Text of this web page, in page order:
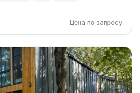
Цена по запросу